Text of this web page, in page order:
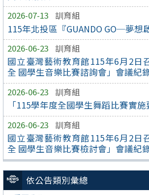
2026-07-13 訓育組
115年北投區『GUANDO GO─夢想
2026-06-23 訓育組
國立臺灣藝術教育館115年6月2日
全 國學生音樂比賽諮詢會」會議紀
2026-06-23 訓育組
「115學年度全國學生舞蹈比賽實施
2026-06-23 訓育組
國立臺灣藝術教育館115年6月2日
全 國學生音樂比賽檢討會」會議紀
依公告類別彙總